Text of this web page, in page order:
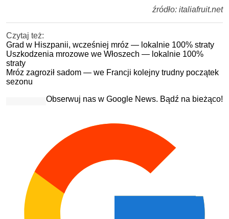
źródło: italiafruit.net
Czytaj też:
Grad w Hiszpanii, wcześniej mróz — lokalnie 100% straty
Uszkodzenia mrozowe we Włoszech — lokalnie 100%
straty
Mróz zagroził sadom — we Francji kolejny trudny początek
sezonu
Obserwuj nas w Google News. Bądź na bieżąco!